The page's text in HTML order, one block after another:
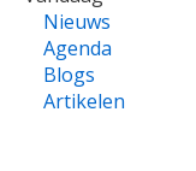
Nieuws
Agenda
Blogs
Artikelen